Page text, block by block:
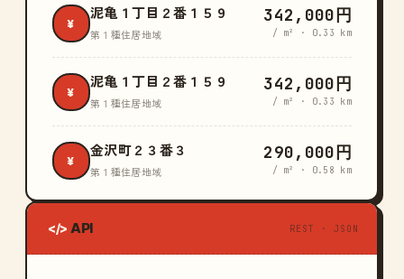
¥
泥亀１丁目２番１５９
第１種住居地域
342,000円
/ m² · 0.33 km
¥
泥亀１丁目２番１５９
第１種住居地域
342,000円
/ m² · 0.33 km
¥
金沢町２３番３
第１種住居地域
290,000円
/ m² · 0.58 km
</> API REST · JSON